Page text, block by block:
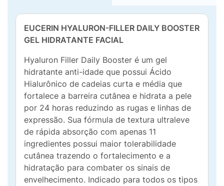
EUCERIN HYALURON-FILLER DAILY BOOSTER
GEL HIDRATANTE FACIAL
Hyaluron Filler Daily Booster é um gel
hidratante anti-idade que possui Ácido
Hialurônico de cadeias curta e média que
fortalece a barreira cutânea e hidrata a pele
por 24 horas reduzindo as rugas e linhas de
expressão. Sua fórmula de textura ultraleve
de rápida absorção com apenas 11
ingredientes possui maior tolerabilidade
cutânea trazendo o fortalecimento e a
hidratação para combater os sinais de
envelhecimento. Indicado para todos os tipos